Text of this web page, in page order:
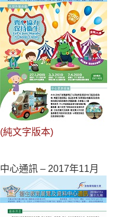
(純文字版本)
中心通訊 – 2017年11月